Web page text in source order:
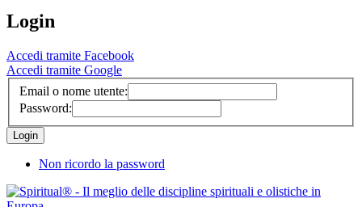
Login
Accedi tramite Facebook
Accedi tramite Google
Email o nome utente:
Password:
Non ricordo la password